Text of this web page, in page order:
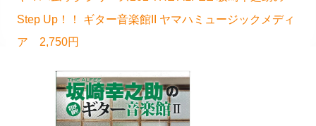
Step Up！！ ギター音楽館II ヤマハミュージックメディ
ア 2,750円